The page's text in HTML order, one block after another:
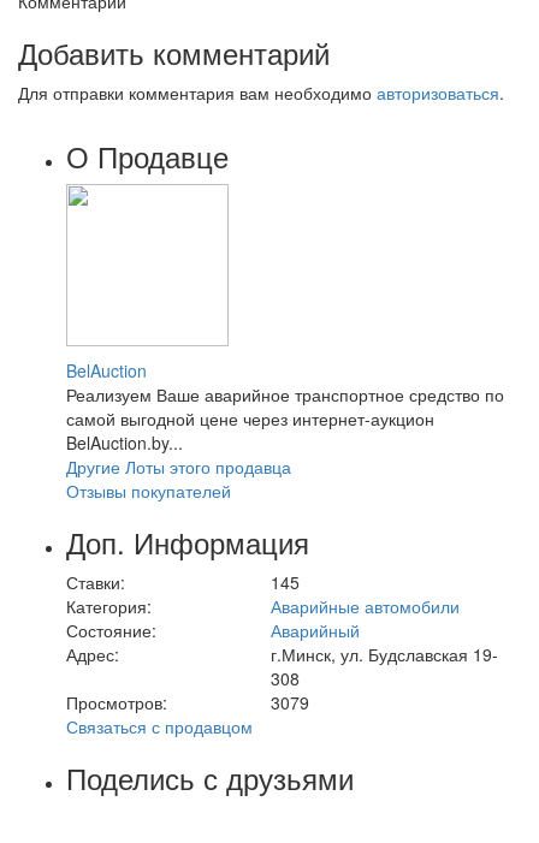
Добавить комментарий
Для отправки комментария вам необходимо авторизоваться.
О Продавце
BelAuction
Реализуем Ваше аварийное транспортное средство по
самой выгодной цене через интернет-аукцион
BelAuction.by...
Другие Лоты этого продавца
Отзывы покупателей
Доп. Информация
Ставки:
145
Категория:
Аварийные автомобили
Состояние:
Аварийный
Адрес:
г.Минск, ул. Будславская 19-
308
Просмотров:
3079
Связаться с продавцом
Поделись с друзьями